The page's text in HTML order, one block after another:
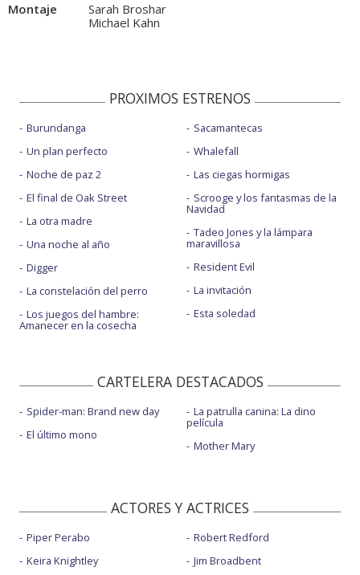
Montaje
Sarah Broshar
Michael Kahn
PROXIMOS ESTRENOS
Burundanga
Un plan perfecto
Noche de paz 2
El final de Oak Street
La otra madre
Una noche al año
Digger
La constelación del perro
Los juegos del hambre:
Amanecer en la cosecha
Sacamantecas
Whalefall
Las ciegas hormigas
Scrooge y los fantasmas de la
Navidad
Tadeo Jones y la lámpara
maravillosa
Resident Evil
La invitación
Esta soledad
CARTELERA DESTACADOS
Spider-man: Brand new day
El último mono
La patrulla canina: La dino
película
Mother Mary
ACTORES Y ACTRICES
Piper Perabo
Keira Knightley
Robert Redford
Jim Broadbent